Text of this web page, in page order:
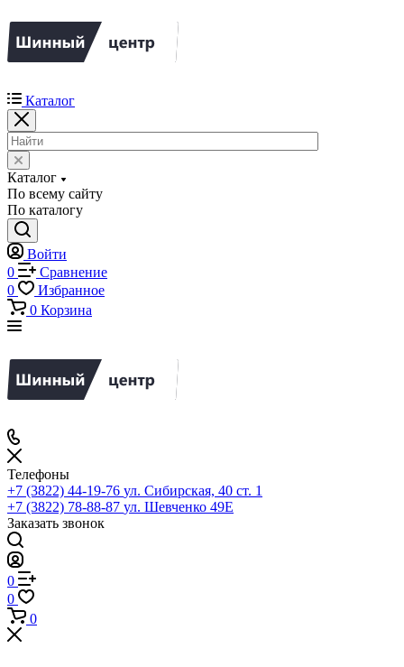
Каталог
Каталог
По всему сайту
По каталогу
Войти
0
Сравнение
0
Избранное
0 Корзина
Телефоны
+7 (3822) 44-19-76 ул. Сибирская, 40 ст. 1
+7 (3822) 78-88-87 ул. Шевченко 49Е
Заказать звонок
0
0
0